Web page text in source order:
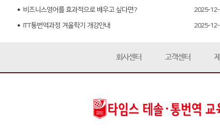
비즈니스영어를 효과적으로 배우고 싶다면?
2025-
ITT통번역과정 겨울학기 개강안내
2025-
회사센터 고객센터